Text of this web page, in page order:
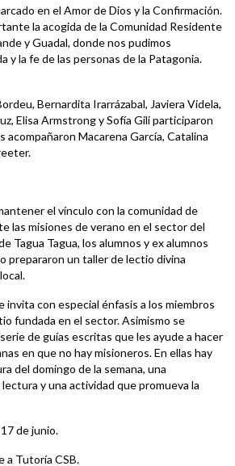
en el Amor de Dios y la Confirmación.
la acogida de la Comunidad Residente
y Guadal, donde nos pudimos
y la fe de las personas de la Patagonia.
Bernardita Irarrázabal, Javiera Videla,
Elisa Armstrong y Sofía Gili participaron
acompañaron Macarena García, Catalina
el vínculo con la comunidad de
las misiones de verano en el sector del
Tagua Tagua, los alumnos y ex alumnos
prepararon un taller de lectio divina
invita con especial énfasis a los miembros
fundada en el sector. Asimismo se
de guías escritas que les ayude a hacer
en que no hay misioneros. En ellas hay
del domingo de la semana, una
y una actividad que promueva la
de junio.
a Tutoría CSB.